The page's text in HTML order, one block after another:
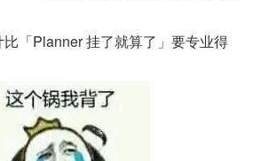
「Planner 挂了就算了」要专业得